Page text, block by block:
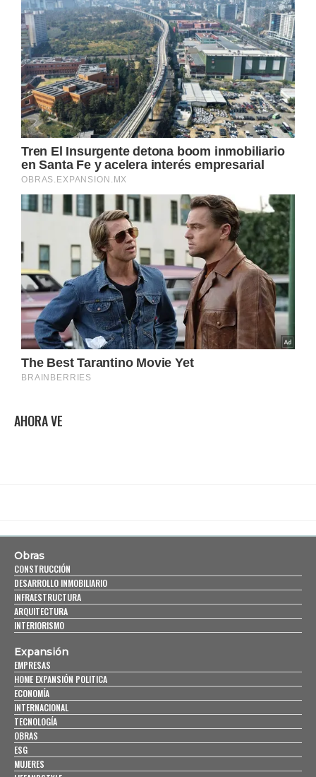
AHORA VE
Obras
CONSTRUCCIÓN
DESARROLLO INMOBILIARIO
INFRAESTRUCTURA
ARQUITECTURA
INTERIORISMO
Expansión
EMPRESAS
HOME EXPANSIÓN POLITICA
ECONOMÍA
INTERNACIONAL
TECNOLOGÍA
OBRAS
ESG
MUJERES